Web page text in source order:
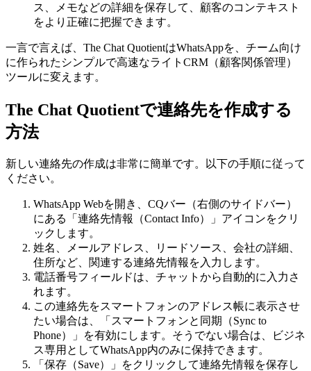
ス、メモなどの詳細を保存して、顧客のコンテキスト
をより正確に把握できます。
一言で言えば、The Chat QuotientはWhatsAppを、チーム向け
に作られたシンプルで高速なライトCRM（顧客関係管理）
ツールに変えます。
The Chat Quotientで連絡先を作成する
方法
新しい連絡先の作成は非常に簡単です。以下の手順に従って
ください。
WhatsApp Webを開き、CQバー（右側のサイドバー）
にある「連絡先情報（Contact Info）」アイコンをクリ
ックします。
姓名、メールアドレス、リードソース、会社の詳細、
住所など、関連する連絡先情報を入力します。
電話番号フィールドは、チャットから自動的に入力さ
れます。
この連絡先をスマートフォンのアドレス帳に表示させ
たい場合は、「スマートフォンと同期（Sync to
Phone）」を有効にします。そうでない場合は、ビジネ
ス専用としてWhatsApp内のみに保持できます。
「保存（Save）」をクリックして連絡先情報を保存し